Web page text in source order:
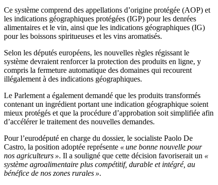
Ce système comprend des appellations d’origine protégée (AOP) et
les indications géographiques protégées (IGP) pour les denrées
alimentaires et le vin, ainsi que les indications géographiques (IG)
pour les boissons spiritueuses et les vins aromatisés.
Selon les députés européens, les nouvelles règles régissant le
système devraient renforcer la protection des produits en ligne, y
compris la fermeture automatique des domaines qui recourent
illégalement à des indications géographiques.
Le Parlement a également demandé que les produits transformés
contenant un ingrédient portant une indication géographique soient
mieux protégés et que la procédure d’approbation soit simplifiée afin
d’accélérer le traitement des nouvelles demandes.
Pour l’eurodéputé en charge du dossier, le socialiste Paolo De
Castro, la position adoptée représente « une bonne nouvelle pour
nos agriculteurs ». Il a souligné que cette décision favoriserait un «
système agroalimentaire plus compétitif, durable et intégré, au
bénéfice de nos zones rurales ».